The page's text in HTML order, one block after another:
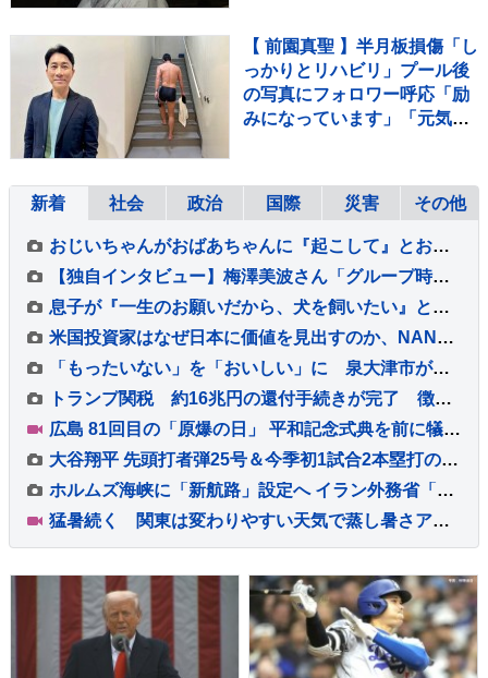
【 前園真聖 】半月板損傷「し
っかりとリハビリ」プール後
の写真にフォロワー呼応「励
みになっています」「元気を
新着 社会 政治 国際 災害 その他
おじいちゃんがおばあちゃんに『起こして』とお願いした結果→超大型犬が…容赦ない『嫉妬の仕方』が94万再生「手加減なしで草」「愛憎劇ｗ」
【独自インタビュー】梅澤美波さん「グループ時代はなんかすごく時間に追われてて」 乃木坂46 卒業後の変化 “仕事前のゆったり時間” とは
息子が『一生のお願いだから、犬を飼いたい』と号泣→飼い始めて4年後の現在…思わず感動する『成長記録』が255万再生「素敵」「愛溢れてる」
米国投資家はなぜ日本に価値を見出すのか、NANOホールディングス特別対談で語られた日本発サイエンスの可能性
「もったいない」を「おいしい」に 泉大津市が未来へつなぐエコレシピNo.1グランプリ
トランプ関税 約16兆円の還付手続きが完了 徴収総額の6割に相当
広島 81回目の「原爆の日」 平和記念式典を前に犠牲者を追悼 松井一実市長は核廃絶訴えへ
大谷翔平 先頭打者弾25号＆今季初1試合2本塁打の26号も反撃及ばず、ド軍6戦連続逆転負けで今季ワースト更新の6連敗 今永は8勝目
ホルムズ海峡に「新航路」設定へ イラン外務省「オマーンとの協議は最終段階」 最高指導者モジタバ師の承認待ち
猛暑続く 関東は変わりやすい天気で蒸し暑さアップ 台風13号は大東島地方接近へ